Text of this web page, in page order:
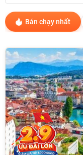
Bán chạy nhất